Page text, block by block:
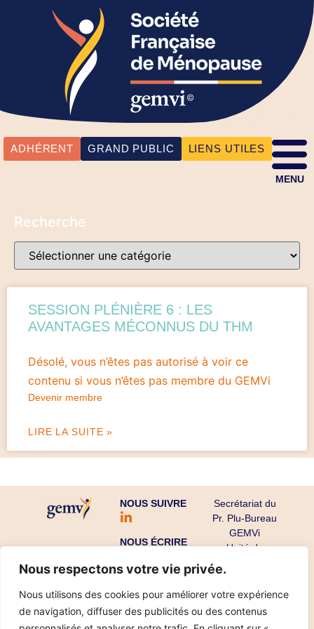
Nous respectons votre vie privée.
Nous utilisons des cookies pour améliorer votre expérience
de navigation, diffuser des publicités ou des contenus
ADHÉRENT GRAND PUBLIC LIENS UTILES
MENU
Recherche
SESSION PLÉNIÈRE 6 : LES
AVANTAGES MÉCONNUS DU THM
Désolé, vous n’êtes pas autorisé à voir ce
contenu si vous n’êtes pas membre du GEMVi
Devenir membre
LIRE LA SUITE »
NOUS SUIVRE
NOUS ÉCRIRE
Secrétariat du
Pr. Plu-Bureau
GEMVi
Unité de
Endocrinienne
CHU Cochin-
Port Royal